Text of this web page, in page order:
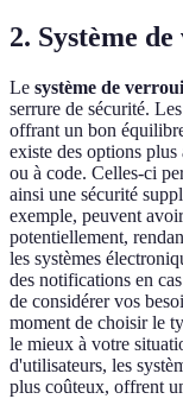
2. Système
Le système de
serrure de sécurité.
offrant un bon
existe des options plus
ou à code. Celles-ci
ainsi une sécurité
exemple, peuvent
potentiellement,
les systèmes
des notifications en
de considérer vos
moment de choisir le
le mieux à votre
d'utilisateurs, les
plus coûteux, offrent